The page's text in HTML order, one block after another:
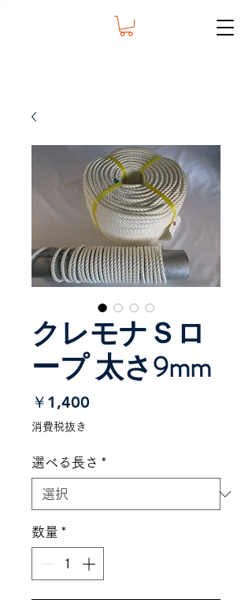
クレモナＳロ
ープ 太さ9mm
￥1,400
消費税抜き
選べる長さ *
数量 *